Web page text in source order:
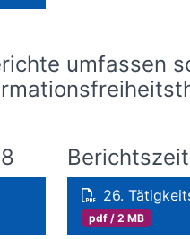
umfassen
26.
pdf / 2 MB